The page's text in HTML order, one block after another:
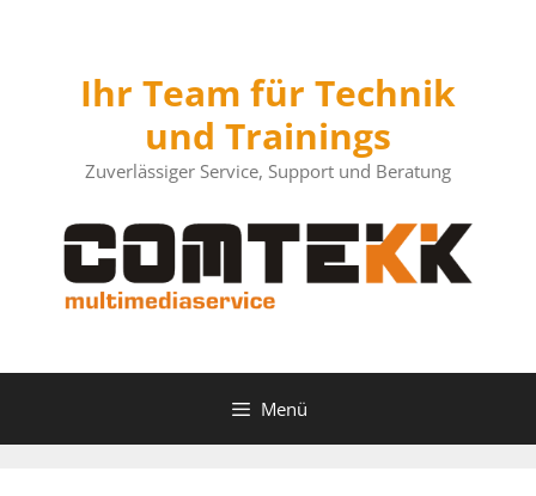
Ihr Team für Technik
und Trainings
Zuverlässiger Service, Support und Beratung
Menü